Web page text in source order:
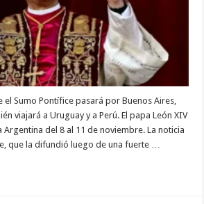
Sumo Pontífice pasará por Buenos Aires,
viajará a Uruguay y a Perú. El papa León XIV
del 8 al 11 de noviembre. La noticia
que la difundió luego de una fuerte …